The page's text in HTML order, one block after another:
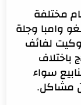
مختلفة
وامبا وجلة
لفائف
باختلاف
سواء
مشاكل.